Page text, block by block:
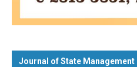
Journal of State Management